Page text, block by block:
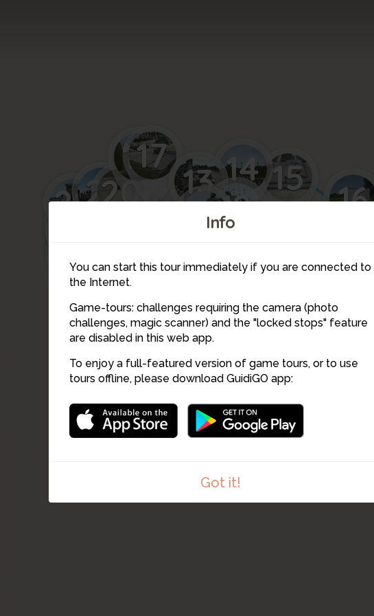
Info
You can start this tour immediately if you are connected to
the Internet.
Game-tours: challenges requiring the camera (photo
challenges, magic scanner) and the "locked stops" feature
are disabled in this web app.
To enjoy a full-featured version of game tours, or to use
tours offline, please download GuidiGO app:
Got it!
222120
18
17
16
15
14
13
12
11
10
9
8
7
6
5
4
3
2